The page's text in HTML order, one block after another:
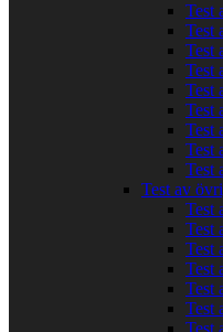
Test
Test
Test
Test
Test
Test
Test
Test
Test
Test av
Test
Test
Test
Test
Test
Test
Test